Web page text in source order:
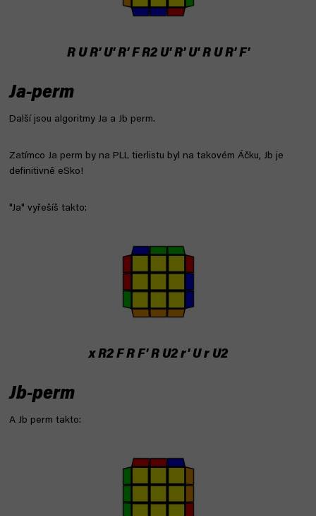
R U R' U' R' F R2 U' R' U' R U R' F'
Ja-perm
Další jsou algoritmy Ja a Jb perm.
Zatímco Ja perm by na PLL tierlistu byl na takovém Áčku, Jb je
definitivně eSko!
"Ja" vyřešíš takto:
x R2 F R F' R U2 r' U r U2
Jb-perm
A Jb perm takto: